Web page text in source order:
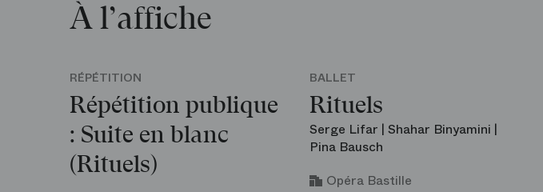
À l’affiche
RÉPÉTITION
Répétition publique
: Suite en blanc
(Rituels)
BALLET
Rituels
Serge Lifar | Shahar Binyamini |
Pina Bausch
Opéra Bastille